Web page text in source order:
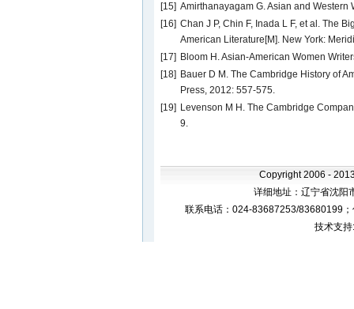
[15] Amirthanayagam G. Asian and
[16] Chan J P, Chin F, Inada L F, et al. The
American Literature[M]. New York:
[17] Bloom H. Asian-American Women
[18] Bauer D M. The Cambridge History of
Press, 2012: 557-575.
[19] Levenson M H. The Cambridge
9.